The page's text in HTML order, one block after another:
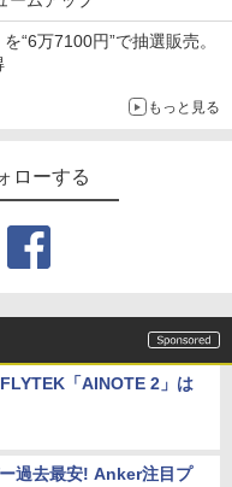
“6万7100円”で抽選販売。
もっと見る
ローする
「AINOTE 2」は
過去最安! Anker注目プ